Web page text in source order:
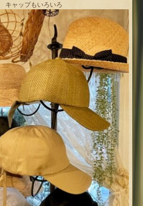
キャップもいろいろ